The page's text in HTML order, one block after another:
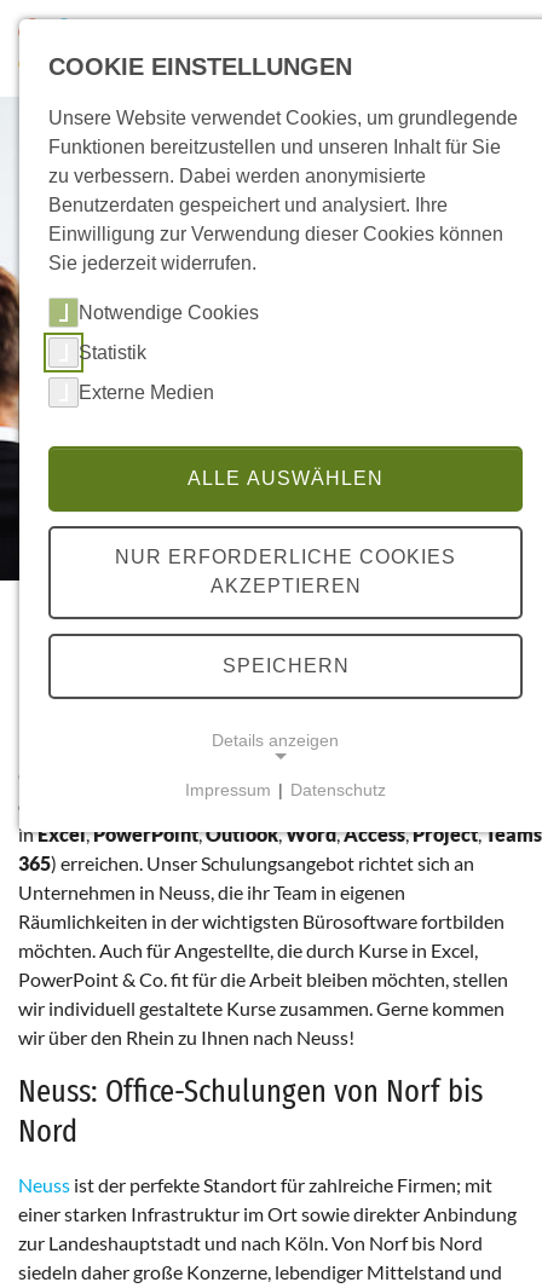
Skip to main navigation
Zum Hauptinhalt springen
Skip to page footer
Firmen-Seminare in Neuss
Word, PowerPoint und
Excel-Kurse
Neuss: Word, Outlook, PowerPoint und
Excel-Schulungen
bekannten Microsoft Office-Anwendungen - persönlich, vor
Ort in Ihrer Firma. Sie und Ihre Mitarbeiter/-innen können
dadurch spürbare Verbesserungen
inExcel,PowerPoint,Outlook,Word,Access,Project,
365) erreichen. Unser Schulungsangebot richtet sich an
Unternehmen in Neuss, die ihr Team in eigenen
Räumlichkeiten in der wichtigsten Bürosoftware fortbilden
möchten. Auch für Angestellte, die durch Kurse in Excel,
PowerPoint & Co. fit für die Arbeit bleiben möchten, stellen
wir individuell gestaltete Kurse zusammen. Gerne kommen
wir über den Rhein zu Ihnen nach Neuss!
Neuss: Office-Schulungen von Norf bis
Nord
Neuss ist der perfekte Standort für zahlreiche Firmen; mit
einer starken Infrastruktur im Ort sowie direkter Anbindung
zur Landeshauptstadt und nach Köln. Von Norf bis Nord
siedeln daher große Konzerne, lebendiger Mittelstand und
COOKIE EINSTELLUNGEN
Unsere Website verwendet Cookies, um grundlegende
Funktionen bereitzustellen und unseren Inhalt für Sie
zu verbessern. Dabei werden anonymisierte
Benutzerdaten gespeichert und analysiert. Ihre
Einwilligung zur Verwendung dieser Cookies können
Sie jederzeit widerrufen.
Notwendige Cookies
Statistik
Externe Medien
ALLE AUSWÄHLEN
NUR ERFORDERLICHE COOKIES
AKZEPTIEREN
SPEICHERN
Details anzeigen
Notwendige Cookies ermöglichen grundlegende
Funktionen und sind für die einwandfreie Funktion
der Website erforderlich.
Einverständnis-Cookie
Name:
cookie_consent
Zweck:
Dieser Cookie speichert die ausgewählten
Cookie Laufzeit:
1 Jahr
Impressum | Datenschutz